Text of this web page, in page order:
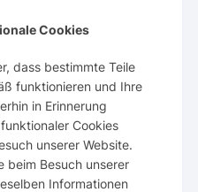
Cookies
dass bestimmte Teile
funktionieren und Ihre
in Erinnerung
Cookies
unserer Website.
beim Besuch unserer
Informationen